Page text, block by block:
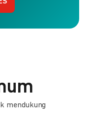
mendukung